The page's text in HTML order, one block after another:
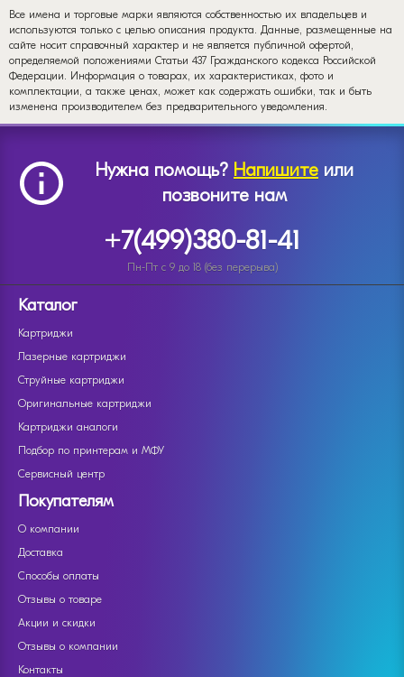
Все имена и торговые марки являются собственностью их владельцев и
используются только с целью описания продукта. Данные, размещенные на
сайте носит справочный характер и не является публичной офертой,
определяемой положениями Статьи 437 Гражданского кодекса Российской
Федерации. Информация о товарах, их характеристиках, фото и
комплектации, а также ценах, может как содержать ошибки, так и быть
изменена производителем без предварительного уведомления.
Нужна помощь? Напишите или
позвоните нам
+7(499)380-81-41
Пн-Пт с 9 до 18 (без перерыва)
Каталог
Картриджи
Лазерные картриджи
Струйные картриджи
Оригинальные картриджи
Картриджи аналоги
Подбор по принтерам и МФУ
Сервисный центр
Покупателям
О компании
Доставка
Способы оплаты
Отзывы о товаре
Акции и скидки
Отзывы о компании
Контакты